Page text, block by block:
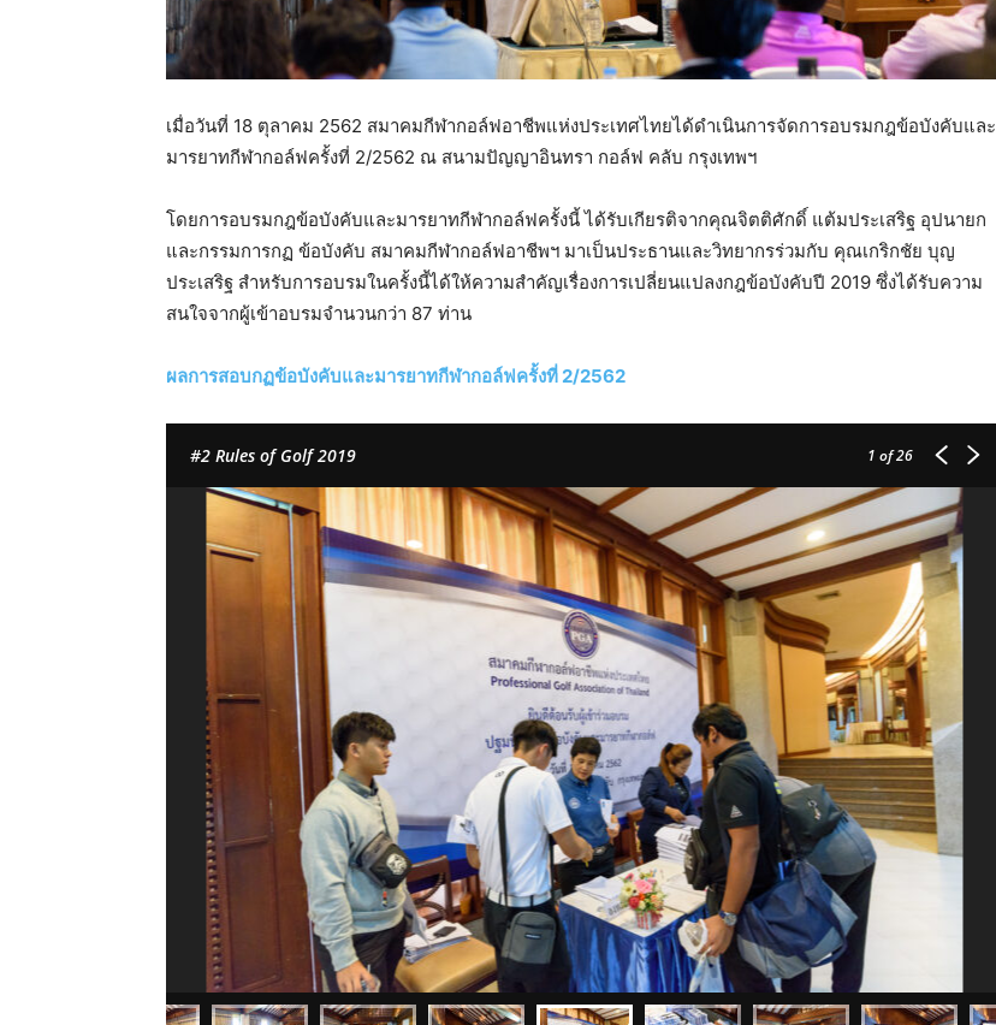
เมื่อวันที่ 18 ตุลาคม 2562 สมาคมกีฬากอล์ฟอาชีพแห่งประเทศไทยได้ดำเนินการจัดการอบรมกฎข้อบังคับและ
มารยาทกีฬากอล์ฟครั้งที่ 2/2562 ณ สนามปัญญาอินทรา กอล์ฟ คลับ กรุงเทพฯ
โดยการอบรมกฎข้อบังคับและมารยาทกีฬากอล์ฟครั้งนี้ ได้รับเกียรติจากคุณจิตติศักดิ์ แต้มประเสริฐ อุปนายก
และกรรมการกฏ ข้อบังคับ สมาคมกีฬากอล์ฟอาชีพฯ มาเป็นประธานและวิทยากรร่วมกับ คุณเกริกชัย บุญ
ประเสริฐ สำหรับการอบรมในครั้งนี้ได้ให้ความสำคัญเรื่องการเปลี่ยนแปลงกฎข้อบังคับปี 2019 ซึ่งได้รับความ
สนใจจากผู้เข้าอบรมจำนวนกว่า 87 ท่าน
ผลการสอบกฏข้อบังคับและมารยาทกีฬากอล์ฟครั้งที่ 2/2562
#2 Rules of Golf 2019 1 of 26